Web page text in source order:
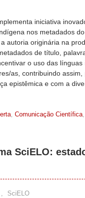
iniciativa
nos metadados
autoria originária na
de título,
o uso das
as, contribuindo
epistêmica e com a
, Comunicação Científica
SciELO:
, SciELO